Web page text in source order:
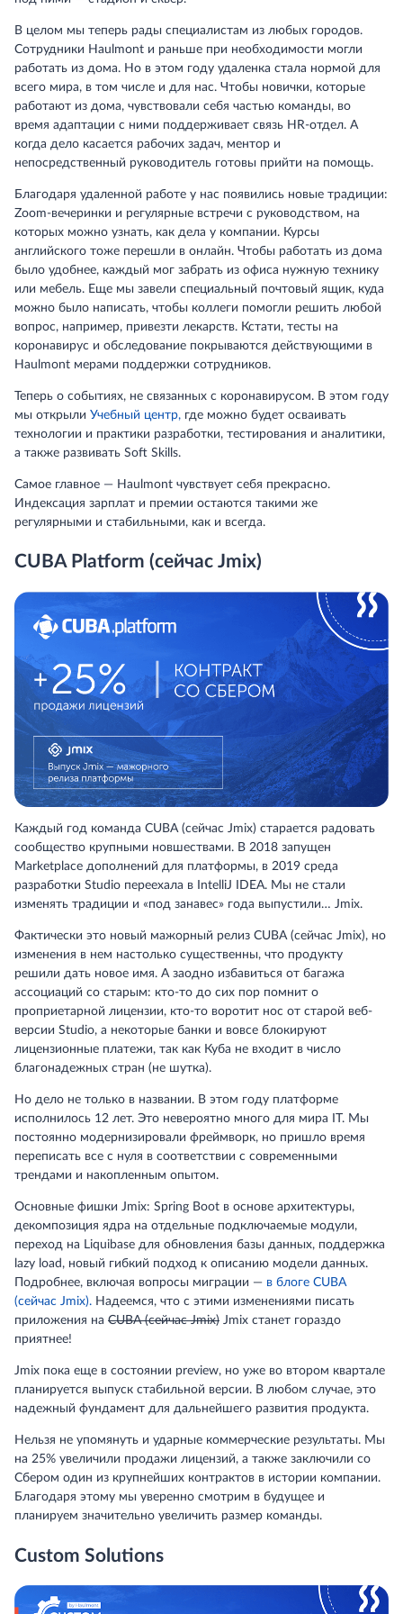
В целом мы теперь рады специалистам из любых городов.
Сотрудники Haulmont и раньше при необходимости могли
работать из дома. Но в этом году удаленка стала нормой для
всего мира, в том числе и для нас. Чтобы новички, которые
работают из дома, чувствовали себя частью команды, во
время адаптации с ними поддерживает связь HR-отдел. А
когда дело касается рабочих задач, ментор и
непосредственный руководитель готовы прийти на помощь.
Благодаря удаленной работе у нас появились новые традиции:
Zoom-вечеринки и регулярные встречи с руководством, на
которых можно узнать, как дела у компании. Курсы
английского тоже перешли в онлайн. Чтобы работать из дома
было удобнее, каждый мог забрать из офиса нужную технику
или мебель. Еще мы завели специальный почтовый ящик, куда
можно было написать, чтобы коллеги помогли решить любой
вопрос, например, привезти лекарств. Кстати, тесты на
коронавирус и обследование покрываются действующими в
Haulmont мерами поддержки сотрудников.
Теперь о событиях, не связанных с коронавирусом. В этом году
мы открыли Учебный центр, где можно будет осваивать
технологии и практики разработки, тестирования и аналитики,
а также развивать Soft Skills.
Самое главное — Haulmont чувствует себя прекрасно.
Индексация зарплат и премии остаются такими же
регулярными и стабильными, как и всегда.
CUBA Platform (сейчас Jmix)
Каждый год команда CUBA (сейчас Jmix) старается радовать
сообщество крупными новшествами. В 2018 запущен
Marketplace дополнений для платформы, в 2019 среда
разработки Studio переехала в IntelliJ IDEA. Мы не стали
изменять традиции и «под занавес» года выпустили… Jmix.
Фактически это новый мажорный релиз CUBA (сейчас Jmix), но
изменения в нем настолько существенны, что продукту
решили дать новое имя. А заодно избавиться от багажа
ассоциаций со старым: кто-то до сих пор помнит о
проприетарной лицензии, кто-то воротит нос от старой веб-
версии Studio, а некоторые банки и вовсе блокируют
лицензионные платежи, так как Куба не входит в число
благонадежных стран (не шутка).
Но дело не только в названии. В этом году платформе
исполнилось 12 лет. Это невероятно много для мира IT. Мы
постоянно модернизировали фреймворк, но пришло время
переписать все с нуля в соответствии с современными
трендами и накопленным опытом.
Основные фишки Jmix: Spring Boot в основе архитектуры,
декомпозиция ядра на отдельные подключаемые модули,
переход на Liquibase для обновления базы данных, поддержка
lazy load, новый гибкий подход к описанию модели данных.
Подробнее, включая вопросы миграции — в блоге CUBA
(сейчас Jmix). Надеемся, что с этими изменениями писать
приложения на CUBA (сейчас Jmix) Jmix станет гораздо
приятнее!
Jmix пока еще в состоянии preview, но уже во втором квартале
планируется выпуск стабильной версии. В любом случае, это
надежный фундамент для дальнейшего развития продукта.
Нельзя не упомянуть и ударные коммерческие результаты. Мы
на 25% увеличили продажи лицензий, а также заключили со
Сбером один из крупнейших контрактов в истории компании.
Благодаря этому мы уверенно смотрим в будущее и
планируем значительно увеличить размер команды.
Custom Solutions